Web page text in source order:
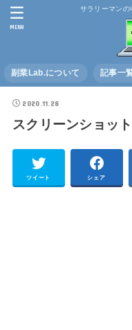
サラリーマンの
副業Lab.について 記事一
MENU
2020.11.28
スクリーンショッ
ツイート シェア